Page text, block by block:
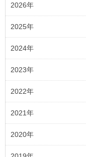
2026年
2025年
2024年
2023年
2022年
2021年
2020年